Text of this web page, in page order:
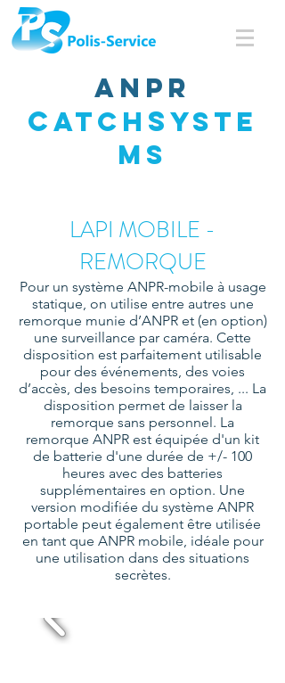
ANPR
cATCH SYSTE
MS
LAPI MOBILE -
REMORQUE
Pour un système ANPR-mobile à usage
statique, on utilise entre autres une
remorque munie d’ANPR et (en option)
une surveillance par caméra. Cette
disposition est parfaitement utilisable
pour des événements, des voies
d’accès, des besoins temporaires, ... La
disposition permet de laisser la
remorque sans personnel. La
remorque ANPR est équipée d'un kit
de batterie d'une durée de +/- 100
heures avec des batteries
supplémentaires en option. Une
version modifiée du système ANPR
portable peut également être utilisée
en tant que ANPR mobile, idéale pour
une utilisation dans des situations
secrètes.